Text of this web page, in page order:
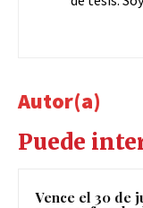
Autor(a)
Puede
Vence el 30 de